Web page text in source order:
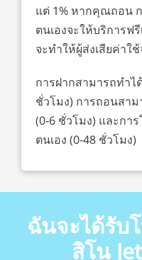
แต่ 1% หากคุณถอน
ตนเองจะให้บริการฟ
จะทำให้ผู้ส่งเสียค่าใ
การฝากสามารถทำไ
ชั่วโมง) การถอนสา
(0-6 ชั่วโมง) และกา
ตนเอง (0-48 ชั่วโมง)
ฉันจะได้รับ
สิโน